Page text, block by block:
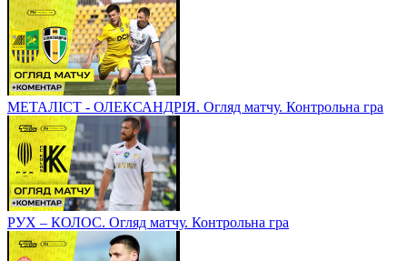
МЕТАЛІСТ - ОЛЕКСАНДРІЯ. Огляд матчу. Контрольна гра
РУХ – КОЛОС. Огляд матчу. Контрольна гра